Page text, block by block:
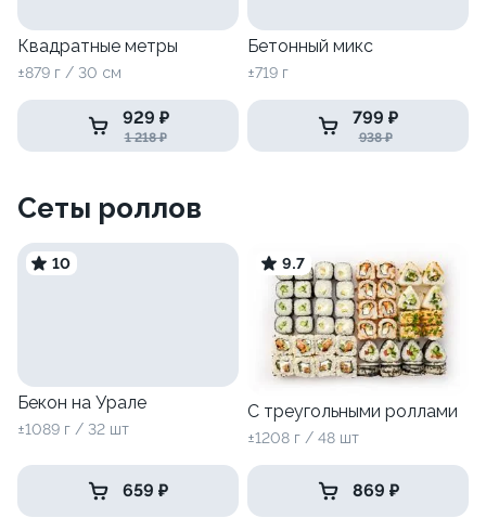
Квадратные метры
±879 г / 30 см
929 ₽
1 218 ₽
Бетонный микс
±719 г
799 ₽
938 ₽
Сеты роллов
10
Бекон на Урале
±1089 г / 32 шт
659 ₽
9.7
С треугольными роллами
±1208 г / 48 шт
869 ₽